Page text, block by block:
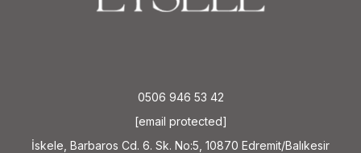
0506 946 53 42
[email protected]
İskele, Barbaros Cd. 6. Sk. No:5, 10870 Edremit/Balıkesir